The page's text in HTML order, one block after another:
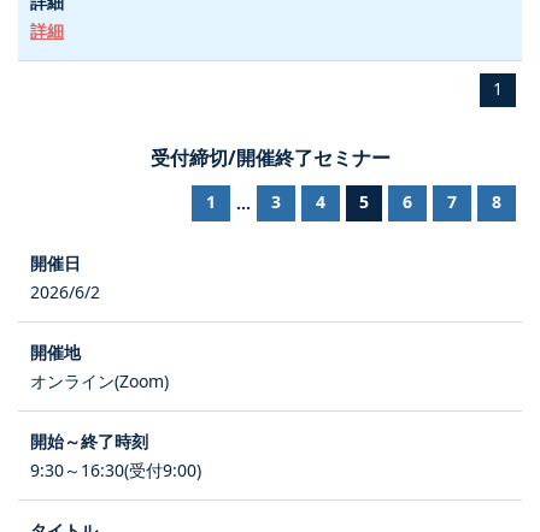
詳細
1
受付締切/開催終了セミナー
1 ... 3 4 5 6 7 8
2026/6/2
オンライン(Zoom)
9:30～16:30(受付9:00)